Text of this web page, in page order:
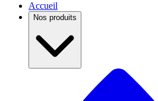
Accueil
Nos produits